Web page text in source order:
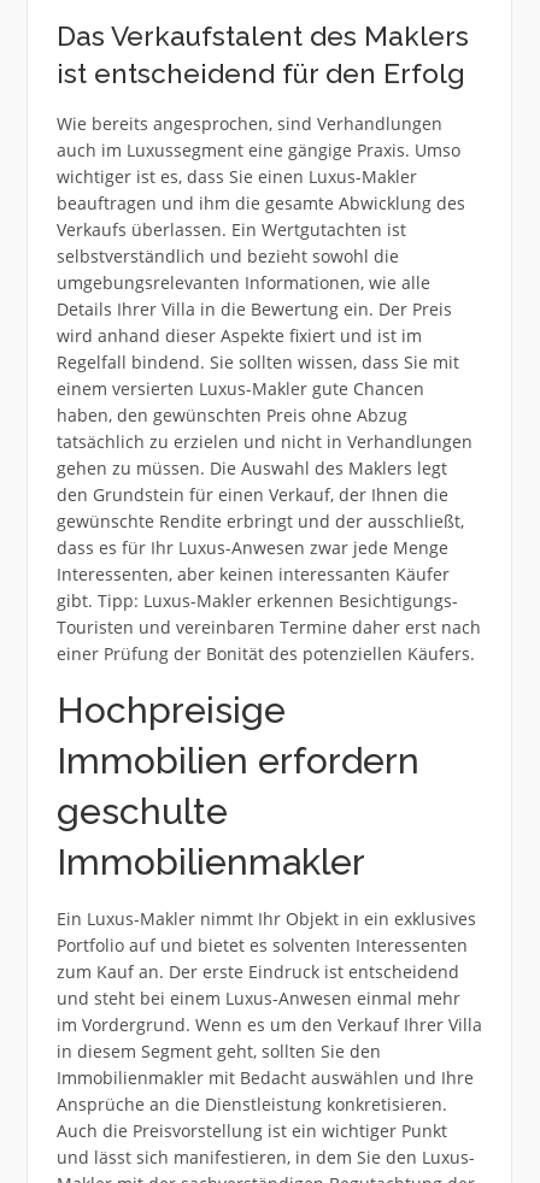
Das Verkaufstalent des Maklers
ist entscheidend für den Erfolg
Wie bereits angesprochen, sind Verhandlungen
auch im Luxussegment eine gängige Praxis. Umso
wichtiger ist es, dass Sie einen Luxus-Makler
beauftragen und ihm die gesamte Abwicklung des
Verkaufs überlassen. Ein Wertgutachten ist
selbstverständlich und bezieht sowohl die
umgebungsrelevanten Informationen, wie alle
Details Ihrer Villa in die Bewertung ein. Der Preis
wird anhand dieser Aspekte fixiert und ist im
Regelfall bindend. Sie sollten wissen, dass Sie mit
einem versierten Luxus-Makler gute Chancen
haben, den gewünschten Preis ohne Abzug
tatsächlich zu erzielen und nicht in Verhandlungen
gehen zu müssen. Die Auswahl des Maklers legt
den Grundstein für einen Verkauf, der Ihnen die
gewünschte Rendite erbringt und der ausschließt,
dass es für Ihr Luxus-Anwesen zwar jede Menge
Interessenten, aber keinen interessanten Käufer
gibt. Tipp: Luxus-Makler erkennen Besichtigungs-
Touristen und vereinbaren Termine daher erst nach
einer Prüfung der Bonität des potenziellen Käufers.
Hochpreisige
Immobilien erfordern
geschulte
Immobilienmakler
Ein Luxus-Makler nimmt Ihr Objekt in ein exklusives
Portfolio auf und bietet es solventen Interessenten
zum Kauf an. Der erste Eindruck ist entscheidend
und steht bei einem Luxus-Anwesen einmal mehr
im Vordergrund. Wenn es um den Verkauf Ihrer Villa
in diesem Segment geht, sollten Sie den
Immobilienmakler mit Bedacht auswählen und Ihre
Ansprüche an die Dienstleistung konkretisieren.
Auch die Preisvorstellung ist ein wichtiger Punkt
und lässt sich manifestieren, in dem Sie den Luxus-